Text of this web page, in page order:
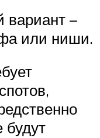
вариант –
или ниши.
будут